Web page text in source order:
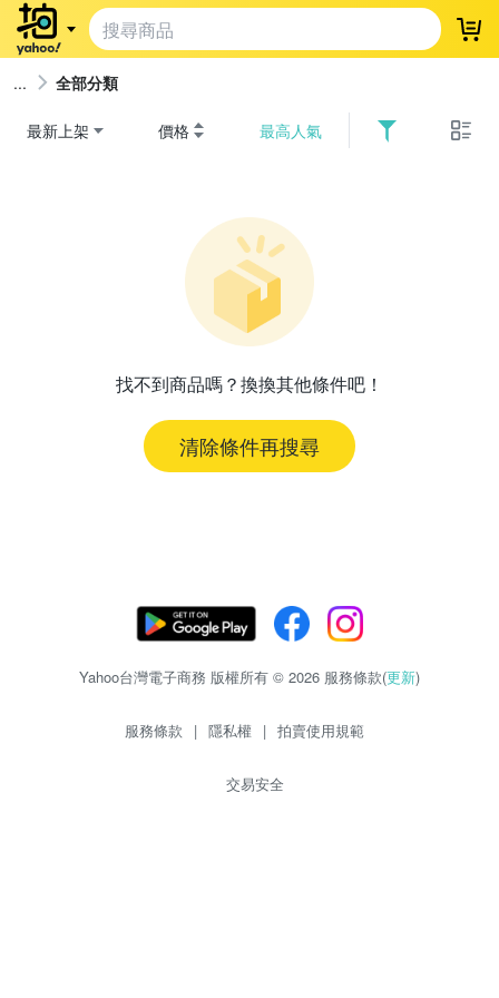
登
全部分類
最新上架 價格 最高人氣
找不到商品嗎？換換其他條件吧！
清除條件再搜尋
Yahoo台灣電子商務 版權所有 © 2026 服務條款(更新)
服務條款 | 隱私權 | 拍賣使用規範
交易安全